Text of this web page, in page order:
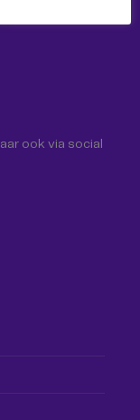
ook via social